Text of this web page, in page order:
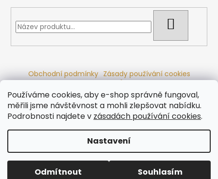
Používáme cookies, aby e-shop správně fungoval,
měřili jsme návštěvnost a mohli zlepšovat nabídku.
Podrobnosti najdete v zásadách používání cookies.
Nastavení
Odmítnout Souhlasím
Obchodní podmínky Zásady používání cookies
Ochrana osobních údajů Dřevěné sauny
Odstoupení od smlouvy Reklamační řád Kontakty
Koupací sudy
Radiátory
Copyright 2026Ráj saun. Všechna práva vyhrazena.
Upravit nastavení cookies